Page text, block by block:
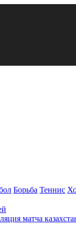
Борьба Теннис
матча